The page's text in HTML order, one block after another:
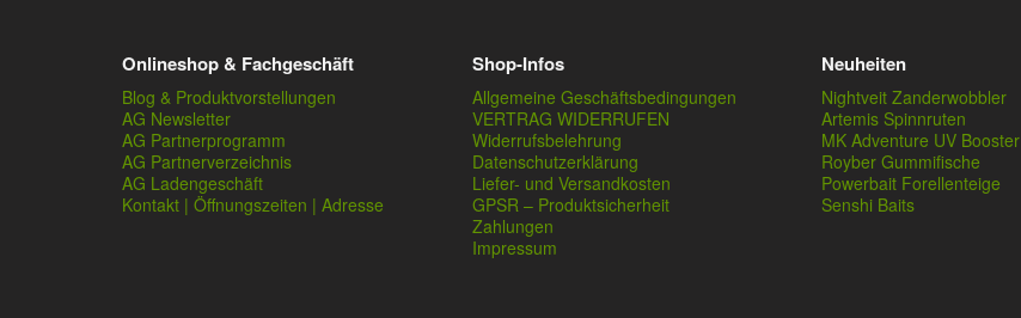
Onlineshop & Fachgeschäft
Blog & Produktvorstellungen
AG Newsletter
AG Partnerprogramm
AG Partnerverzeichnis
AG Ladengeschäft
Kontakt | Öffnungszeiten | Adresse
Shop-Infos
Allgemeine Geschäftsbedingungen
VERTRAG WIDERRUFEN
Widerrufsbelehrung
Datenschutzerklärung
Liefer- und Versandkosten
GPSR – Produktsicherheit
Zahlungen
Impressum
Neuheiten
Nightveit Zanderwobbler
Artemis Spinnruten
MK Adventure UV Booster
Royber Gummifische
Powerbait Forellenteige
Senshi Baits